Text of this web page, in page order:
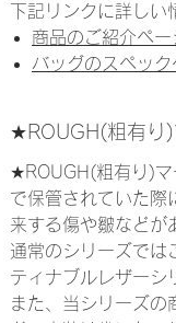
下記リンクに詳し
商品のご紹介ペー
バッグのスペック
★ROUGH(粗有り)
★ROUGH(粗有り)マ
で保管されていた際
来する傷や皺などが
通常のシリーズでは
ティナブルレザーシ
また、当シリーズの